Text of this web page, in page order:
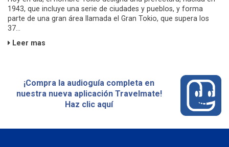
1943, que incluye una serie de ciudades y pueblos, y forma
parte de una gran área llamada el Gran Tokio, que supera los
37...
Leer mas
¡Compra la audioguía completa en
nuestra nueva aplicación Travelmate!
Haz clic aquí